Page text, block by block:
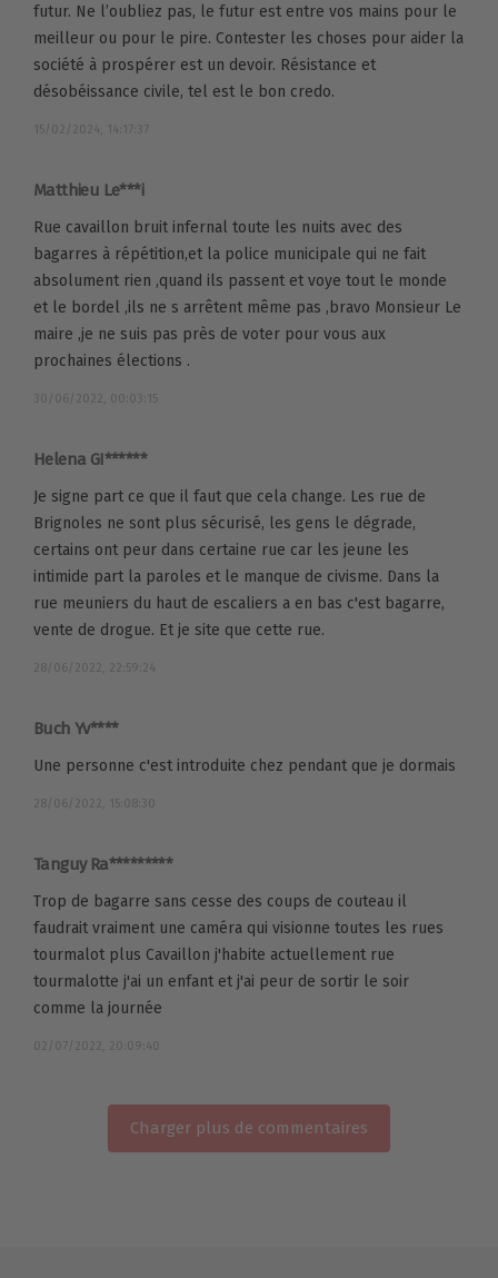
futur. Ne l’oubliez pas, le futur est entre vos mains pour le
meilleur ou pour le pire. Contester les choses pour aider la
société à prospérer est un devoir. Résistance et
désobéissance civile, tel est le bon credo.
15/02/2024, 14:17:37
Matthieu Le***i
Rue cavaillon bruit infernal toute les nuits avec des
bagarres à répétition,et la police municipale qui ne fait
absolument rien ,quand ils passent et voye tout le monde
et le bordel ,ils ne s arrêtent même pas ,bravo Monsieur Le
maire ,je ne suis pas près de voter pour vous aux
prochaines élections .
30/06/2022, 00:03:15
Helena GI******
Je signe part ce que il faut que cela change. Les rue de
Brignoles ne sont plus sécurisé, les gens le dégrade,
certains ont peur dans certaine rue car les jeune les
intimide part la paroles et le manque de civisme. Dans la
rue meuniers du haut de escaliers a en bas c'est bagarre,
vente de drogue. Et je site que cette rue.
28/06/2022, 22:59:24
Buch Yv****
Une personne c'est introduite chez pendant que je dormais
28/06/2022, 15:08:30
Tanguy Ra*********
Trop de bagarre sans cesse des coups de couteau il
faudrait vraiment une caméra qui visionne toutes les rues
tourmalot plus Cavaillon j'habite actuellement rue
tourmalotte j'ai un enfant et j'ai peur de sortir le soir
comme la journée
02/07/2022, 20:09:40
Charger plus de commentaires